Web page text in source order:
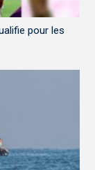
pour les